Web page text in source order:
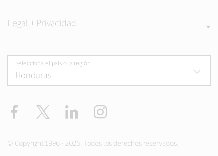
Legal + Privacidad
Selecciona el país o la región
Facebook Twitter LinkedIn
© Copyright 1996 - 2026. Todos los derechos reservados.